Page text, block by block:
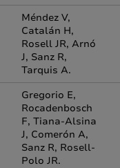
Méndez V,
Catalán H,
Rosell JR, Arnó
J, Sanz R,
Tarquis A.
Gregorio E,
Rocadenbosch
F, Tiana-Alsina
J, Comerón A,
Sanz R, Rosell-
Polo JR.